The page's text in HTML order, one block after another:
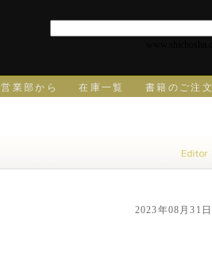
営業部から 在庫一覧 書籍のご注文
2023年08月31日